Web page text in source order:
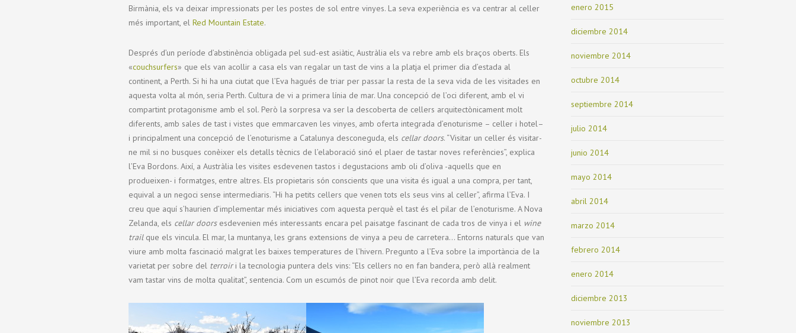
Birmània, els va deixar impressionats per les postes de sol entre vinyes. La seva experiència es va centrar al celler
més important, el Red Mountain Estate.
Després d’un període d’abstinència obligada pel sud-est asiàtic, Austràlia els va rebre amb els braços oberts. Els
«couchsurfers» que els van acollir a casa els van regalar un tast de vins a la platja el primer dia d’estada al
continent, a Perth. Si hi ha una ciutat que l’Eva hagués de triar per passar la resta de la seva vida de les visitades en
aquesta volta al món, seria Perth. Cultura de vi a primera línia de mar. Una concepció de l’oci diferent, amb el vi
compartint protagonisme amb el sol. Però la sorpresa va ser la descoberta de cellers arquitectònicament molt
diferents, amb sales de tast i vistes que emmarcaven les vinyes, amb oferta integrada d’enoturisme – celler i hotel–
i principalment una concepció de l’enoturisme a Catalunya desconeguda, els cellar doors. “Visitar un celler és visitar-
ne mil si no busques conèixer els detalls tècnics de l’elaboració sinó el plaer de tastar noves referències”, explica
l’Eva Bordons. Així, a Austràlia les visites esdevenen tastos i degustacions amb oli d’oliva -aquells que en
produeixen- i formatges, entre altres. Els propietaris són conscients que una visita és igual a una compra, per tant,
equival a un negoci sense intermediaris. “Hi ha petits cellers que venen tots els seus vins al celler”, afirma l’Eva. I
creu que aquí s’haurien d’implementar més iniciatives com aquesta perquè el tast és el pilar de l’enoturisme. A Nova
Zelanda, els cellar doorsesdevenien més interessants encara pel paisatge fascinant de cada tros de vinya i el wine
trailque els vincula. El mar, la muntanya, les grans extensions de vinya a peu de carretera… Entorns naturals que van
viure amb molta fascinació malgrat les baixes temperatures de l’hivern. Pregunto a l’Eva sobre la importància de la
varietat per sobre del terroiri la tecnologia puntera dels vins: “Els cellers no en fan bandera, però allà realment
vam tastar vins de molta qualitat”, sentencia. Com un escumós de pinot noir que l’Eva recorda amb delit.
enero 2015
diciembre 2014
noviembre 2014
octubre 2014
septiembre 2014
julio 2014
junio 2014
mayo 2014
abril 2014
marzo 2014
febrero 2014
enero 2014
diciembre 2013
noviembre 2013